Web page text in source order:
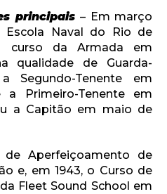
principais – Em março
Escola Naval do Rio de
curso da Armada em
qualidade de Guarda-
Segundo-Tenente em
Primeiro-Tenente em
a Capitão em maio de
Aperfeiçoamento de
e, em 1943, o Curso de
Fleet Sound School em